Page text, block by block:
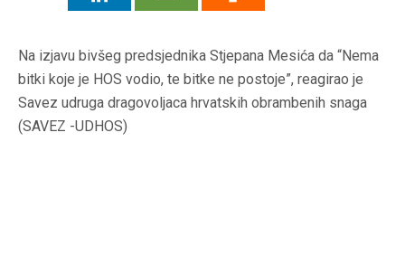
Na izjavu bivšeg predsjednika Stjepana Mesića da “Nema
bitki koje je HOS vodio, te bitke ne postoje”, reagirao je
Savez udruga dragovoljaca hrvatskih obrambenih snaga
(SAVEZ -UDHOS)